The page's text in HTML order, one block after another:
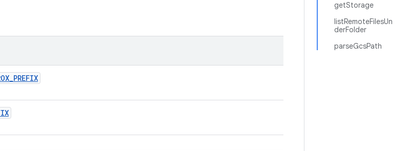
getStorage
listRemoteFilesUn
derFolder
parseGcsPath
_PREFIX